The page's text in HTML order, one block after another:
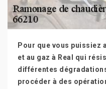
Pour que vous puissiez
et au gaz à Real qui
différentes
procéder à des